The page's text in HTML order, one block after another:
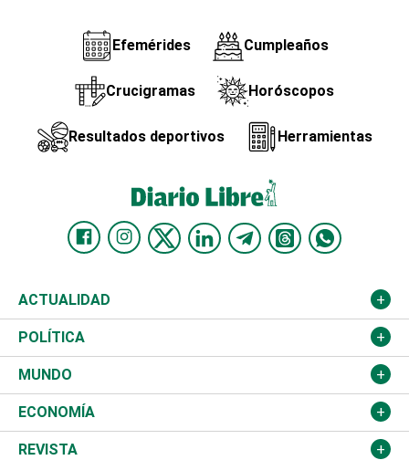
Efemérides Cumpleaños
Crucigramas Horóscopos
Resultados deportivos Herramientas
ACTUALIDAD
Nacional
Ciudad
Educación
Salud
POLÍTICA
Partidos
JCE
TSE
MUNDO
Estados Unidos
América Latina
ECONOMÍA
Finanzas
REVISTA